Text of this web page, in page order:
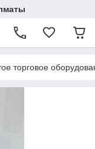
торговое